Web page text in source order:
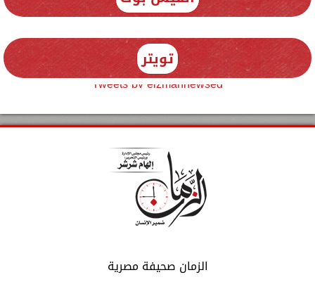
تويتر
Tweets by elzmannewseg
الزمان صحيفة مصرية